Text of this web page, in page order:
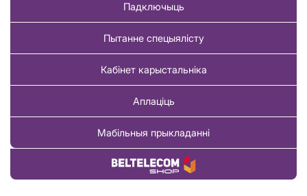
Падключыць
Пытанне спецыялісту
Кабінет карыстальніка
Аплаціць
Мабільныя прыкладанні
Купіць тавар